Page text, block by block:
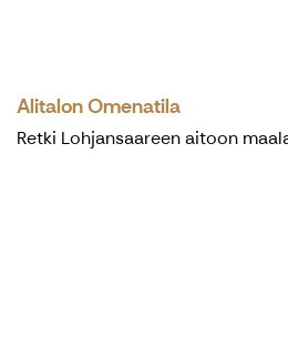
Alitalon Omenatila
Retki Lohjansaareen aitoon